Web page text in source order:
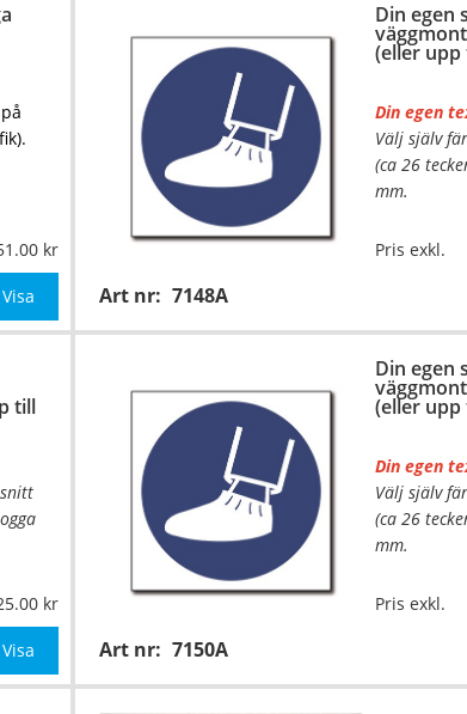
Visa
Din egen
(eller upp
Art nr: 7148A
Din egen
Välj själv
(ca 26
mm.
Material:
0,7mm
Be om
Pris exkl.
till
annat
Visa
Din egen
(eller upp
Art nr: 7150A
Din egen
Välj själv
(ca 26
mm.
Material:
0,7mm
Pris exkl.